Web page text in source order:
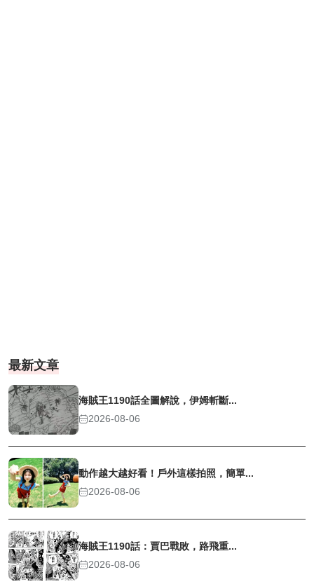
最新文章
海賊王1190話全圖解說，伊姆斬斷...
2026-08-06
動作越大越好看！戶外這樣拍照，簡單...
2026-08-06
海賊王1190話：賈巴戰敗，路飛重...
2026-08-06